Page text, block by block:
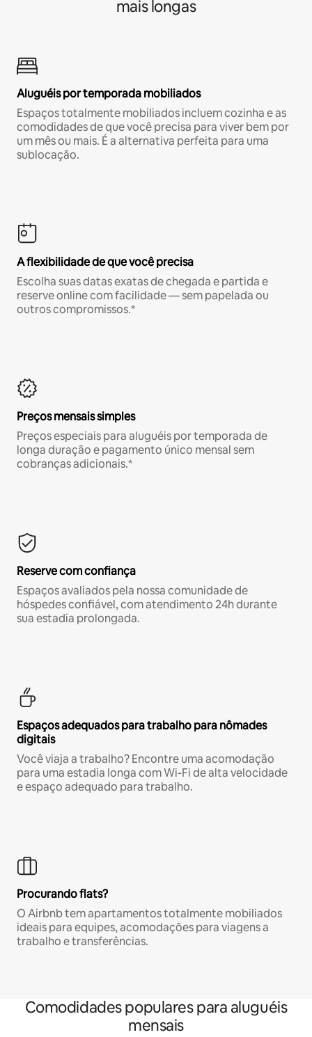
mais longas
Aluguéis por temporada mobiliados
Espaços totalmente mobiliados incluem cozinha e as
comodidades de que você precisa para viver bem por
um mês ou mais. É a alternativa perfeita para uma
sublocação.
A flexibilidade de que você precisa
Escolha suas datas exatas de chegada e partida e
reserve online com facilidade — sem papelada ou
outros compromissos.*
Preços mensais simples
Preços especiais para aluguéis por temporada de
longa duração e pagamento único mensal sem
cobranças adicionais.*
Reserve com confiança
Espaços avaliados pela nossa comunidade de
hóspedes confiável, com atendimento 24h durante
sua estadia prolongada.
Espaços adequados para trabalho para nômades
digitais
Você viaja a trabalho? Encontre uma acomodação
para uma estadia longa com Wi-Fi de alta velocidade
e espaço adequado para trabalho.
Procurando flats?
O Airbnb tem apartamentos totalmente mobiliados
ideais para equipes, acomodações para viagens a
trabalho e transferências.
Comodidades populares para aluguéis
mensais